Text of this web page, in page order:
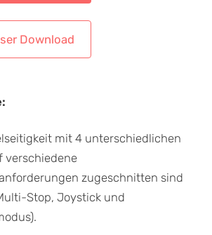
Download
mit 4 unterschiedlichen
verschiedene
zugeschnitten sind
Stop, Joystick und